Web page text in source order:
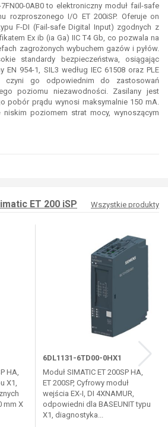
0AB0 to elektroniczny moduł fail-safe
rozproszonego I/O ET 200iSP. Oferuje on
F-DI (Fail-safe Digital Input) zgodnych z
Ex ib (ia Ga) IIC T4 Gb, co pozwala na
zagrożonych wybuchem gazów i pyłów.
standardy bezpieczeństwa, osiągając
EN 954-1, SIL3 według IEC 61508 oraz PLE
czyni go odpowiednim do zastosowań
poziomu niezawodności. Zasilany jest
pobór prądu wynosi maksymalnie 150 mA.
niskim poziomem strat mocy, wynoszącym
ET 200 iSP Wszystkie produkty
HA,
X1,
mm X
6DL1131-6TD00-0HX1
Moduł SIMATIC ET 200SP HA,
ET 200SP, Cyfrowy moduł
wejścia EX-I, DI 4XNAMUR,
odpowiedni dla BASEUNIT typu
X1, diagnostyka...